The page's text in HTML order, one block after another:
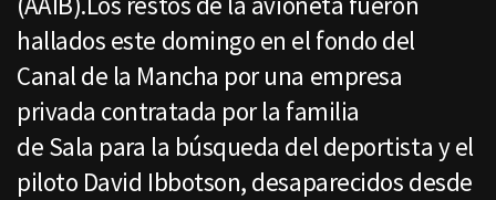
hallados este domingo en el fondo del
Canal de la Mancha por una empresa
privada contratada por la familia
de Sala para la búsqueda del deportista y el
piloto David Ibbotson, desaparecidos desde